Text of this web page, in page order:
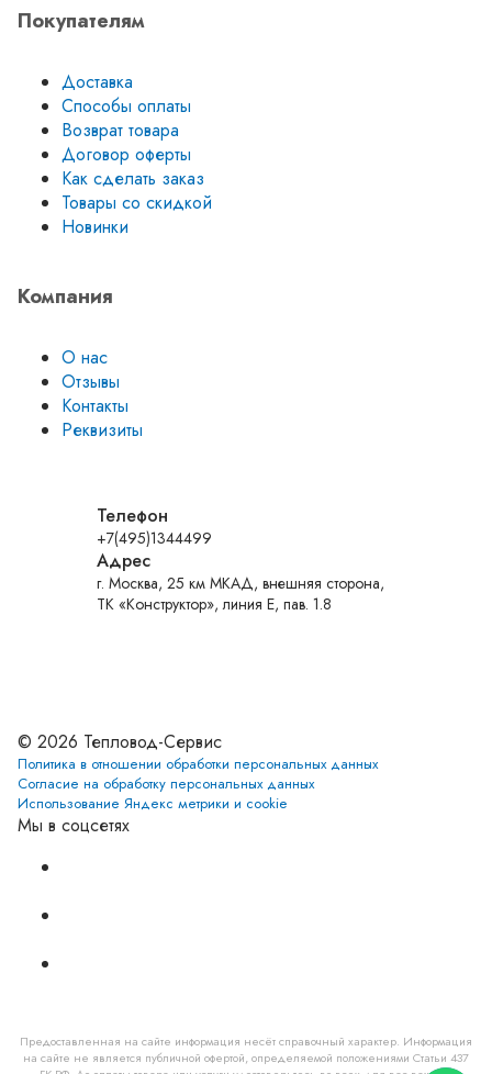
Покупателям
Доставка
Способы оплаты
Возврат товара
Договор оферты
Как сделать заказ
Товары со скидкой
Новинки
Компания
О нас
Отзывы
Контакты
Реквизиты
Телефон
+7(495)1344499
Адрес
г. Москва, 25 км МКАД, внешняя сторона,
ТК «Конструктор», линия Е, пав. 1.8
© 2026 Тепловод-Сервис
Политика в отношении обработки персональных данных
Согласие на обработку персональных данных
Использование Яндекс метрики и cookie
Мы в соцсетях
Предоставленная на сайте информация несёт справочный характер. Информация
на сайте не является публичной офертой, определяемой положениями Статьи 437